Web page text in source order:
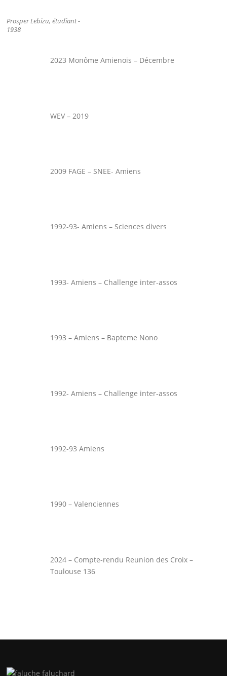
Prosper Lebizu, étudiant -
1938
2023 Monôme Amienois – Décembre
WEV – 2019
2009 FAGE – SNEE- Amiens
1992-93- Amiens – Sciences divers
1993- Amiens – Challenge inter-assos
1993 – Amiens – Bapteme Nono
1992- Amiens – Challenge inter-assos
1992-93 Amiens
1990 – Valenciennes
2024 – Compte-rendu Reunion des Croix –
Toulouse 136